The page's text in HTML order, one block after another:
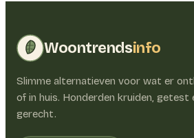
Woontrendsinfo
Slimme alternatieven voor wat er
of in huis. Honderden kruiden, getest
gerecht.